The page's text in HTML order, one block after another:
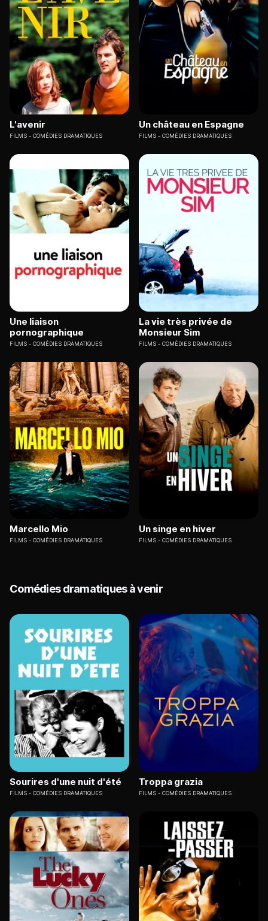
L'avenir
FILMS COMÉDIES DRAMATIQUES
Un château en Espagne
FILMS COMÉDIES DRAMATIQUES
Une liaison
pornographique
FILMS COMÉDIES DRAMATIQUES
La vie très privée de
Monsieur Sim
FILMS COMÉDIES DRAMATIQUES
Marcello Mio
FILMS COMÉDIES DRAMATIQUES
Un singe en hiver
FILMS COMÉDIES DRAMATIQUES
Comédies dramatiques à venir
Sourires d'une nuit d'été
FILMS COMÉDIES DRAMATIQUES
Troppa grazia
FILMS COMÉDIES DRAMATIQUES